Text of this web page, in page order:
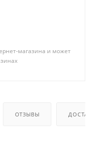
магазина и может
ОТЗЫВЫ